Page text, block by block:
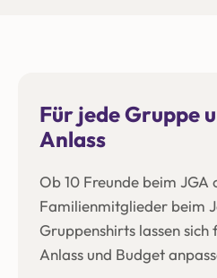
Für jede Gruppe
Anlass
Ob 10 Freunde beim JGA
Familienmitglieder beim
Gruppenshirts lassen
Anlass und Budget